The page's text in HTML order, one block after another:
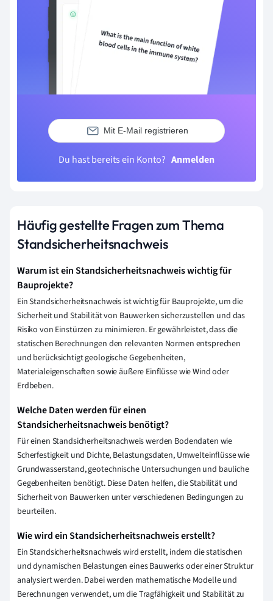
Mit E-Mail registrieren
Du hast bereits ein Konto? Anmelden
Häufig gestellte Fragen zum Thema
Standsicherheitsnachweis
Warum ist ein Standsicherheitsnachweis wichtig für
Bauprojekte?
Ein Standsicherheitsnachweis ist wichtig für Bauprojekte, um die
Sicherheit und Stabilität von Bauwerken sicherzustellen und das
Risiko von Einstürzen zu minimieren. Er gewährleistet, dass die
statischen Berechnungen den relevanten Normen entsprechen
und berücksichtigt geologische Gegebenheiten,
Materialeigenschaften sowie äußere Einflüsse wie Wind oder
Erdbeben.
Welche Daten werden für einen
Standsicherheitsnachweis benötigt?
Für einen Standsicherheitsnachweis werden Bodendaten wie
Scherfestigkeit und Dichte, Belastungsdaten, Umwelteinflüsse wie
Grundwasserstand, geotechnische Untersuchungen und bauliche
Gegebenheiten benötigt. Diese Daten helfen, die Stabilität und
Sicherheit von Bauwerken unter verschiedenen Bedingungen zu
beurteilen.
Wie wird ein Standsicherheitsnachweis erstellt?
Ein Standsicherheitsnachweis wird erstellt, indem die statischen
und dynamischen Belastungen eines Bauwerks oder einer Struktur
analysiert werden. Dabei werden mathematische Modelle und
Berechnungen verwendet, um die Tragfähigkeit und Stabilität zu